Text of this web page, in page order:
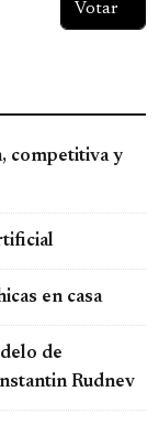
competitiva y
en casa
de
Rudnev